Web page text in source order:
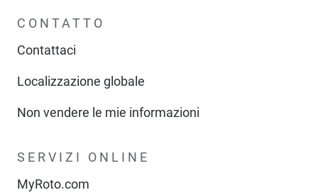
CONTATTO
Contattaci
Localizzazione globale
Non vendere le mie informazioni
SERVIZI ONLINE
MyRoto.com